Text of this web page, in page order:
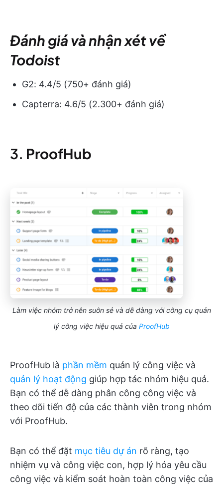
Đánh giá và nhận xét về
Todoist
G2: 4.4/5 (750+ đánh giá)
Capterra: 4.6/5 (2.300+ đánh giá)
3. ProofHub
Làm việc nhóm trở nên suôn sẻ và dễ dàng với công cụ quản
lý công việc hiệu quả của ProofHub
ProofHub là phần mềm quản lý công việc và
quản lý hoạt động giúp hợp tác nhóm hiệu quả.
Bạn có thể dễ dàng phân công công việc và
theo dõi tiến độ của các thành viên trong nhóm
với ProofHub.
Bạn có thể đặt mục tiêu dự án rõ ràng, tạo
nhiệm vụ và công việc con, hợp lý hóa yêu cầu
công việc và kiểm soát hoàn toàn công việc của